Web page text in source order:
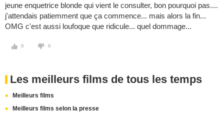
jeune enquetrice blonde qui vient le consulter, bon pourquoi pas....
j'attendais patiemment que ça commence... mais alors la fin...
OMG c'est aussi loufoque que ridicule... quel dommage...
0 0
Les meilleurs films de tous les temps
Meilleurs films
Meilleurs films selon la presse